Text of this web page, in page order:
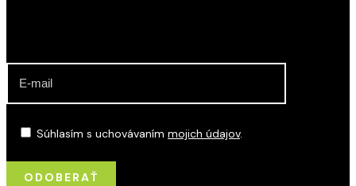
Súhlasím s uchovávaním mojich údajov.